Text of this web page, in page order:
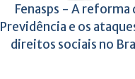
Fenasps - A reforma
Previdência e os
direitos sociais no